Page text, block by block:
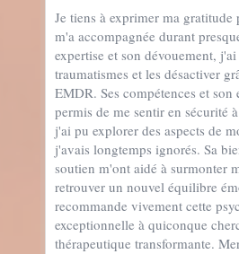
Je tiens à exprimer ma
m'a accompagnée durant
expertise et son dévouement,
traumatismes et les désactiver
EMDR. Ses compétences et
permis de me sentir en sécurité
j'ai pu explorer des aspects de
j'avais longtemps ignorés. Sa
soutien m'ont aidé à surmonter
retrouver un nouvel équilibre
recommande vivement cette
exceptionnelle à quiconque
thérapeutique transformante.